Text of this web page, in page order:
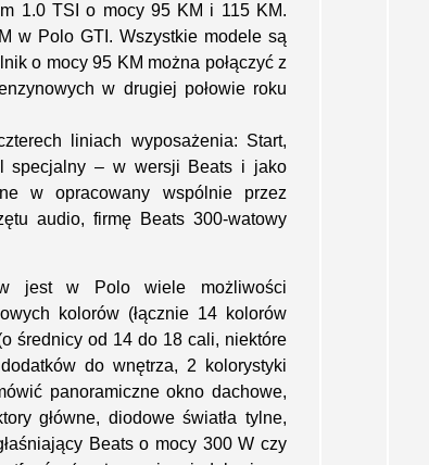
1.0 TSI o mocy 95 KM i 115 KM.
w Polo GTI. Wszystkie modele są
o mocy 95 KM można połączyć z
w drugiej połowie roku
liniach wyposażenia: Start,
specjalny – w wersji Beats i jako
w opracowany wspólnie przez
audio, firmę Beats 300-watowy
jest w Polo wiele możliwości
kolorów (łącznie 14 kolorów
średnicy od 14 do 18 cali, niektóre
do wnętrza, 2 kolorystyki
panoramiczne okno dachowe,
główne, diodowe światła tylne,
Beats o mocy 300 W czy